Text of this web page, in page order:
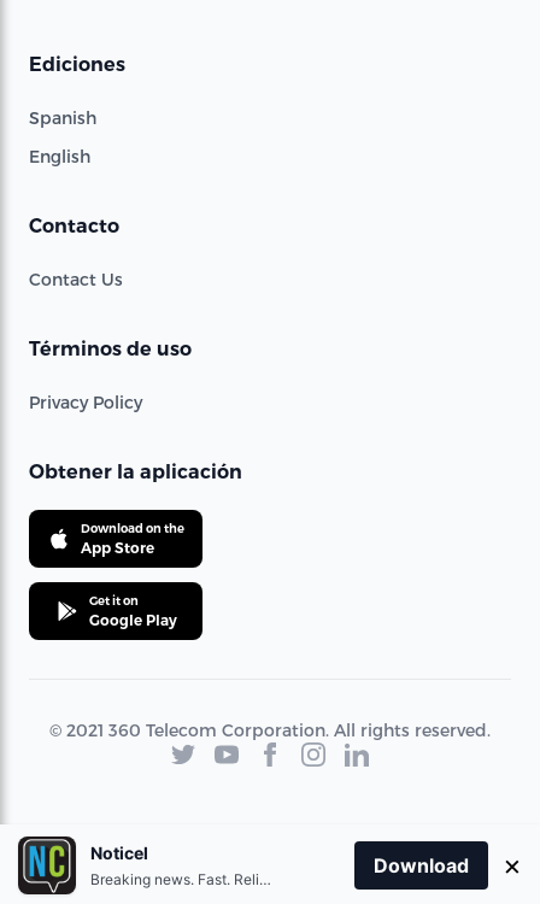
Ediciones
Spanish
English
Contacto
Contact Us
Términos de uso
Privacy Policy
Obtener la aplicación
Download on the
App Store
Get it on
Google Play
© 2021 360 Telecom Corporation. All rights reserved.
Noticel
Breaking news. Fast. Reliable.
Download ×